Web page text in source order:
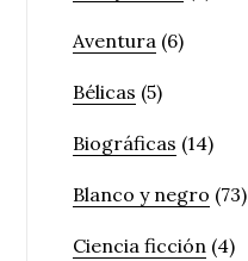
Aventura (6)
Bélicas (5)
Biográficas (14)
Blanco y negro (73)
Ciencia ficción (4)